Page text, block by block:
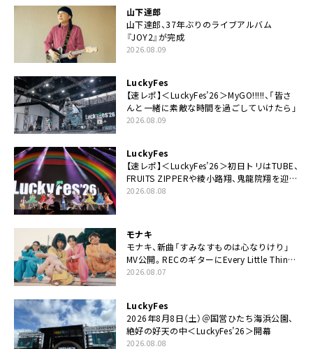
山下達郎
山下達郎、37年ぶりのライブアルバム
『JOY2』が完成
2026.08.09
LuckyFes
【速レポ】＜LuckyFes’26＞MyGO!!!!!、「皆さ
んと一緒に素敵な時間を過ごしていけたら」
2026.08.09
LuckyFes
【速レポ】＜LuckyFes’26＞初日トリはTUBE、
FRUITS ZIPPERや綾小路翔、鬼龍院翔を迎え
た豪華コラボも「知ってたらぜひ一緒に歌っ
2026.08.08
モナキ
モナキ、新曲「すみなすものは心なりけり」
MV公開。RECのギターにEvery Little Thing・
伊藤一朗参加も
2026.08.07
LuckyFes
2026年8月8日（土）＠国営ひたち海浜公園、
絶好の好天の中＜LuckyFes’26＞開幕
2026.08.08